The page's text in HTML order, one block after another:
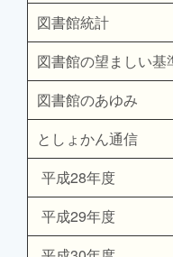
図書館統計
図書館の望ましい基
図書館のあゆみ
としょかん通信
平成28年度
平成29年度